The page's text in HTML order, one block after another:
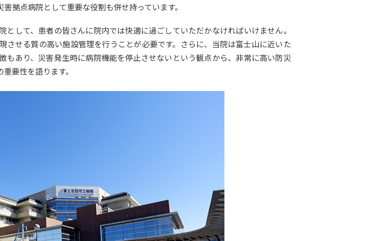
拠点病院として重要な役割も併せ持っています。
して、患者の皆さんに院内では快適に過ごしていただかなければいけません。
させる質の高い施設管理を行うことが必要です。さらに、当院は富士山に近いた
もあり、災害発生時に病院機能を停止させないという観点から、非常に高い防災
要性を語ります。